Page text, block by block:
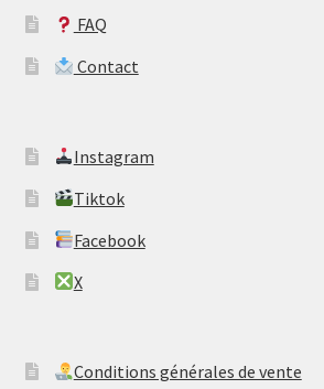
FAQ
Contact
​Instagram
​Tiktok
​Facebook
​X
​Conditions générales de vente